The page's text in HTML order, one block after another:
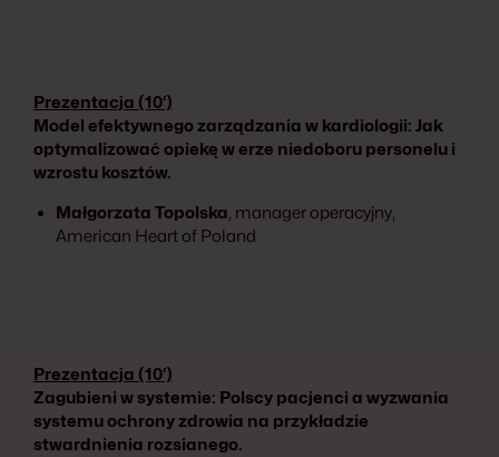
Prezentacja (10‘)
Model efektywnego zarządzania w kardiologii: Jak
optymalizować opiekę w erze niedoboru personelu i
wzrostu kosztów.
Małgorzata Topolska, manager operacyjny,
American Heart of Poland
Prezentacja (10‘)
Zagubieni w systemie: Polscy pacjenci a wyzwania
systemu ochrony zdrowia na przykładzie
stwardnienia rozsianego.